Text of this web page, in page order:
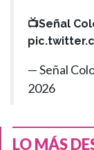
📺Señal
— Señal
2026
LO MÁS